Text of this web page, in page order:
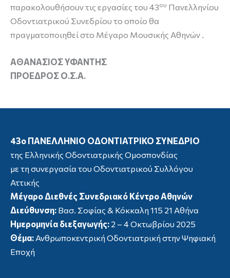
παρακολουθήσουν τις εργασίες του 43ου Πανελληνίου
Οδοντιατρικού Συνεδρίου το οποίο θα
πραγματοποιηθεί στο Μέγαρο Μουσικής Αθηνών .
ΑΘΑΝΑΣΙΟΣ ΥΦΑΝΤΗΣ
ΠΡΟΕΔΡΟΣ Ο.Σ.Α.
43ο ΠΑΝΕΛΛΗΝΙΟ ΟΔΟΝΤΙΑΤΡΙΚΟ ΣΥΝΕΔΡΙΟ
της Ελληνικής Οδοντιατρικής Ομοσπονδίας
με τη συνεργασία του Οδοντιατρικού Συλλόγου
Αττικής
Μέγαρο Διεθνές Συνεδριακό Κέντρο Αθηνών
Διεύθυνση: Βασ. Σοφίας & Κόκκαλη 115 21 Αθήνα
Ημερομηνία διεξαγωγής: 2 – 4 Οκτωβρίου 2025
Θέμα: Ανθρωποκεντρική Οδοντιατρική στην Ψηφιακή
Εποχή